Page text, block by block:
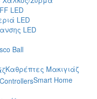
LED
LED
LED
Ball
Καθρέπτες Μακιγιάζ
Smart Home